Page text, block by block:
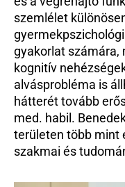
szemlélet
gyakorlat számára,
kognitív
alvásprobléma is
hátterét tovább
med. habil.
területen több mint
szakmai és